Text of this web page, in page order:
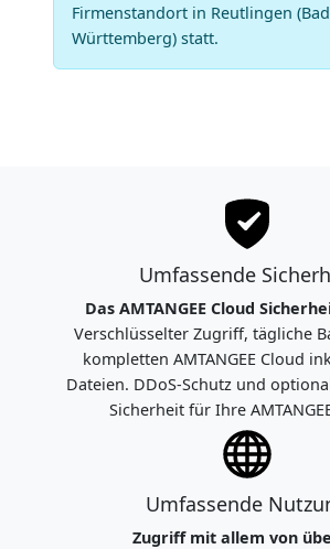
Firmenstandort in Reutlingen
Württemberg) statt.
Umfassende
Das AMTANGEE Cloud
Verschlüsselter Zugriff, tägliche
kompletten AMTANGEE Cloud
Dateien. DDoS-Schutz und
Sicherheit für Ihre
Umfassende
Zugriff mit allem von